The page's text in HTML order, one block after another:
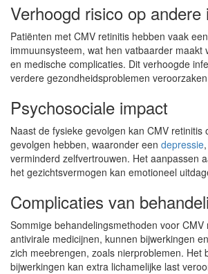
Verhoogd risico op andere
Patiënten met CMV retinitis hebben vaak
immuunsysteem, wat hen vatbaarder maakt
en medische complicaties. Dit verhoogde
verdere gezondheidsproblemen
Psychosociale impact
Naast de fysieke gevolgen kan CMV retinitis
gevolgen hebben, waaronder een depressie,
verminderd zelfvertrouwen. Het aanpassen
het gezichtsvermogen kan emotioneel
Complicaties van
Sommige behandelingsmethoden voor CMV
antivirale medicijnen, kunnen bijwerkingen
zich meebrengen, zoals nierproblemen. Het
bijwerkingen kan extra lichamelijke last